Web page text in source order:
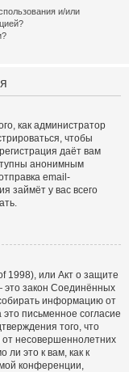
и/или
как администратор
чтобы
даёт вам
анонимным
email-
займёт у вас всего
1998), или Акт о защите
это закон Соединённых
информацию от
письменное согласие
того, что
несовершеннолетних
это к вам, как к
конференции,